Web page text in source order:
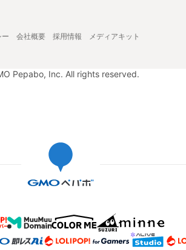
ー 会社概要 採用情報 メディアキット
Pepabo, Inc. All rights reserved.